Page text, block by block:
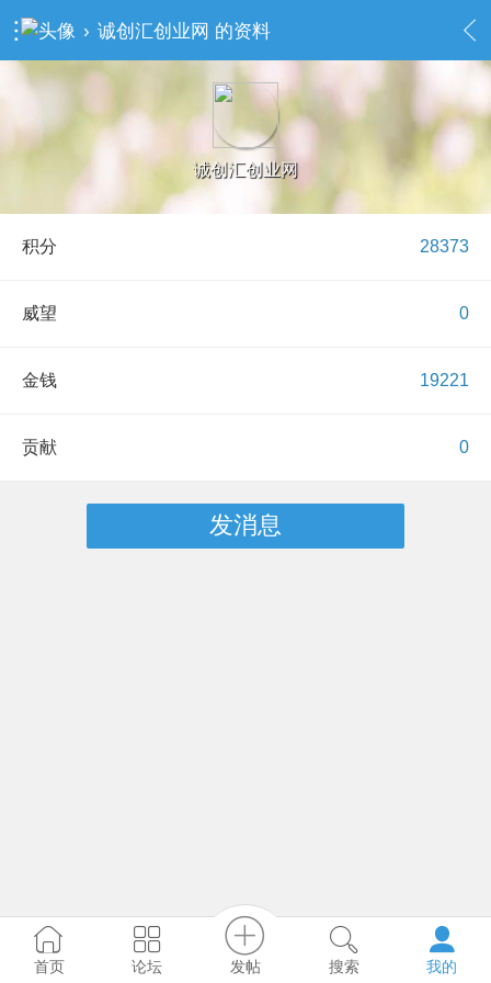
› 诚创汇创业网 的资料
诚创汇创业网
28373
积分
0
威望
19221
金钱
0
贡献
发消息
首页 论坛 发帖 搜索 我的